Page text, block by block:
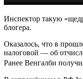
Инспектор такую
блогера.
Оказалось, что в
налоговой — об
Ранее Венгалби